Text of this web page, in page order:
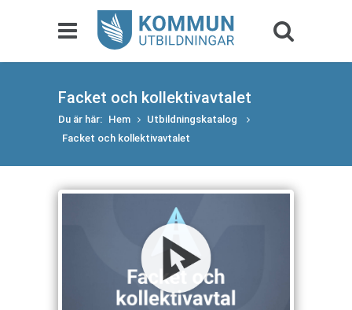
Facket och kollektivavtalet
Du är här: Hem
Utbildningskatalog
Facket och kollektivavtalet